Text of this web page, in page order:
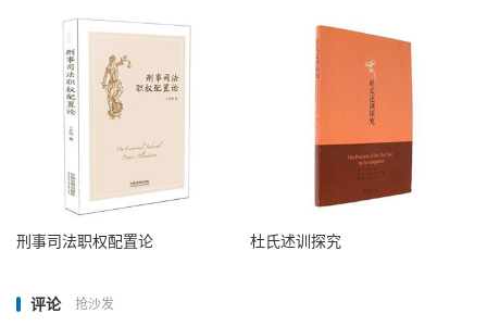
刑事司法职权配置论 杜氏述训探究
评论 抢沙发